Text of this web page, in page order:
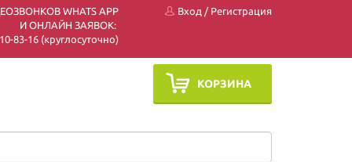
WHATS APP
И ОНЛАЙН ЗАЯВОК:
83-16 (круглосуточно)
Вход / Регистрация
КОРЗИНА